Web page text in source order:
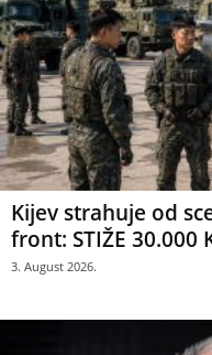
Kijev strahuje od
front: STIŽE 30.000
3. August 2026.